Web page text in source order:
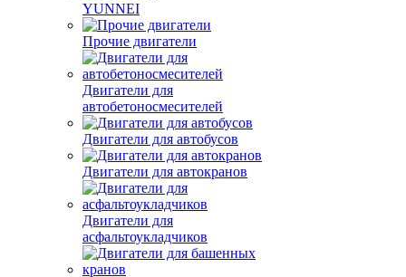
YUNNEI
Прочие двигатели
Двигатели для
автобетоносмесителей
Двигатели для автобусов
Двигатели для автокранов
Двигатели для
асфальтоукладчиков